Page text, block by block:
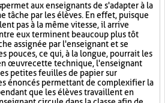
permet aux enseignants de s'adapter à la
tâche par les élèves. En effet, puisque
pas à la même vitesse, il arrive
eux terminent beaucoup plus tôt
assignée par l'enseignant et se
pouces, ce qui, à la longue, pourrait les
œuvre cette technique, l'enseignant
petites feuilles de papier sur
énoncés permettant de complexifier la
que les élèves travaillent en